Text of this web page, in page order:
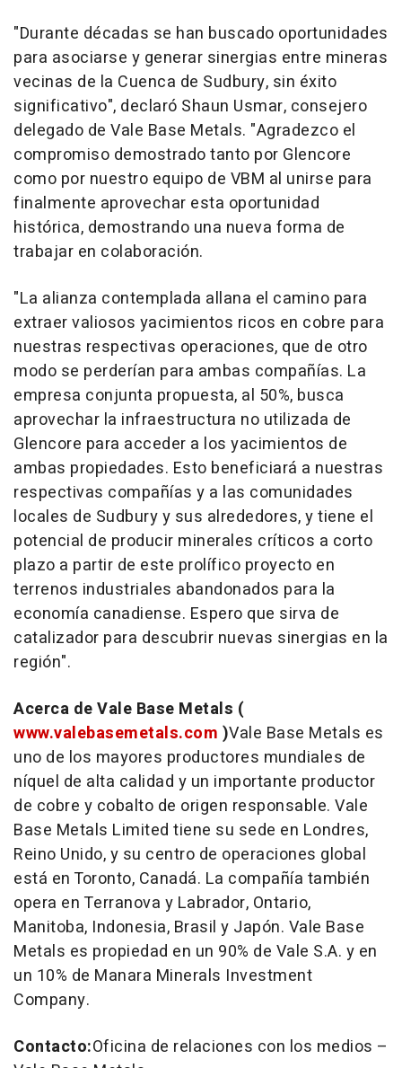
"Durante décadas se han buscado oportunidades
para asociarse y generar sinergias entre mineras
vecinas de la Cuenca de Sudbury, sin éxito
significativo", declaró Shaun Usmar, consejero
delegado de Vale Base Metals. "Agradezco el
compromiso demostrado tanto por Glencore
como por nuestro equipo de VBM al unirse para
finalmente aprovechar esta oportunidad
histórica, demostrando una nueva forma de
trabajar en colaboración.
"La alianza contemplada allana el camino para
extraer valiosos yacimientos ricos en cobre para
nuestras respectivas operaciones, que de otro
modo se perderían para ambas compañías. La
empresa conjunta propuesta, al 50%, busca
aprovechar la infraestructura no utilizada de
Glencore para acceder a los yacimientos de
ambas propiedades. Esto beneficiará a nuestras
respectivas compañías y a las comunidades
locales de Sudbury y sus alrededores, y tiene el
potencial de producir minerales críticos a corto
plazo a partir de este prolífico proyecto en
terrenos industriales abandonados para la
economía canadiense. Espero que sirva de
catalizador para descubrir nuevas sinergias en la
región".
Acerca de Vale Base Metals (
www.valebasemetals.com )Vale Base Metals es
uno de los mayores productores mundiales de
níquel de alta calidad y un importante productor
de cobre y cobalto de origen responsable. Vale
Base Metals Limited tiene su sede en Londres,
Reino Unido, y su centro de operaciones global
está en Toronto, Canadá. La compañía también
opera en Terranova y Labrador, Ontario,
Manitoba, Indonesia, Brasil y Japón. Vale Base
Metals es propiedad en un 90% de Vale S.A. y en
un 10% de Manara Minerals Investment
Company.
Contacto:Oficina de relaciones con los medios –